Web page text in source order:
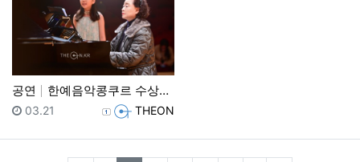
공연 한예음악콩쿠르 수상자연주회 2024 상반기
등록자THEON
등록일
03.21